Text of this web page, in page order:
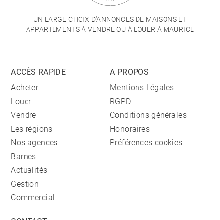
UN LARGE CHOIX D'ANNONCES DE MAISONS ET
APPARTEMENTS À VENDRE OU À LOUER À MAURICE
ACCÈS RAPIDE
Acheter
Louer
Vendre
Les régions
Nos agences
Barnes
Actualités
Gestion
Commercial
A PROPOS
Mentions Légales
RGPD
Conditions générales
Honoraires
Préférences cookies